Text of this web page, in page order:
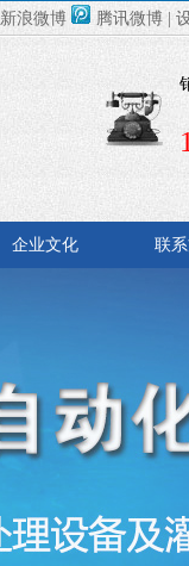
新浪微博 腾讯微博
企业文化 联